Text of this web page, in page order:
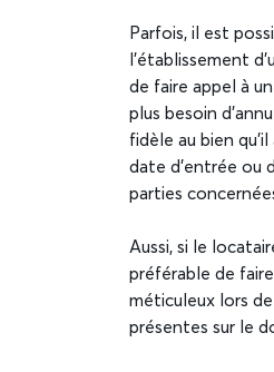
Parfois, il est
l’établissement
de faire appel à
plus besoin
fidèle au bien
date d’entrée ou
parties
Aussi, si le
préférable de
méticuleux lors
présentes sur le